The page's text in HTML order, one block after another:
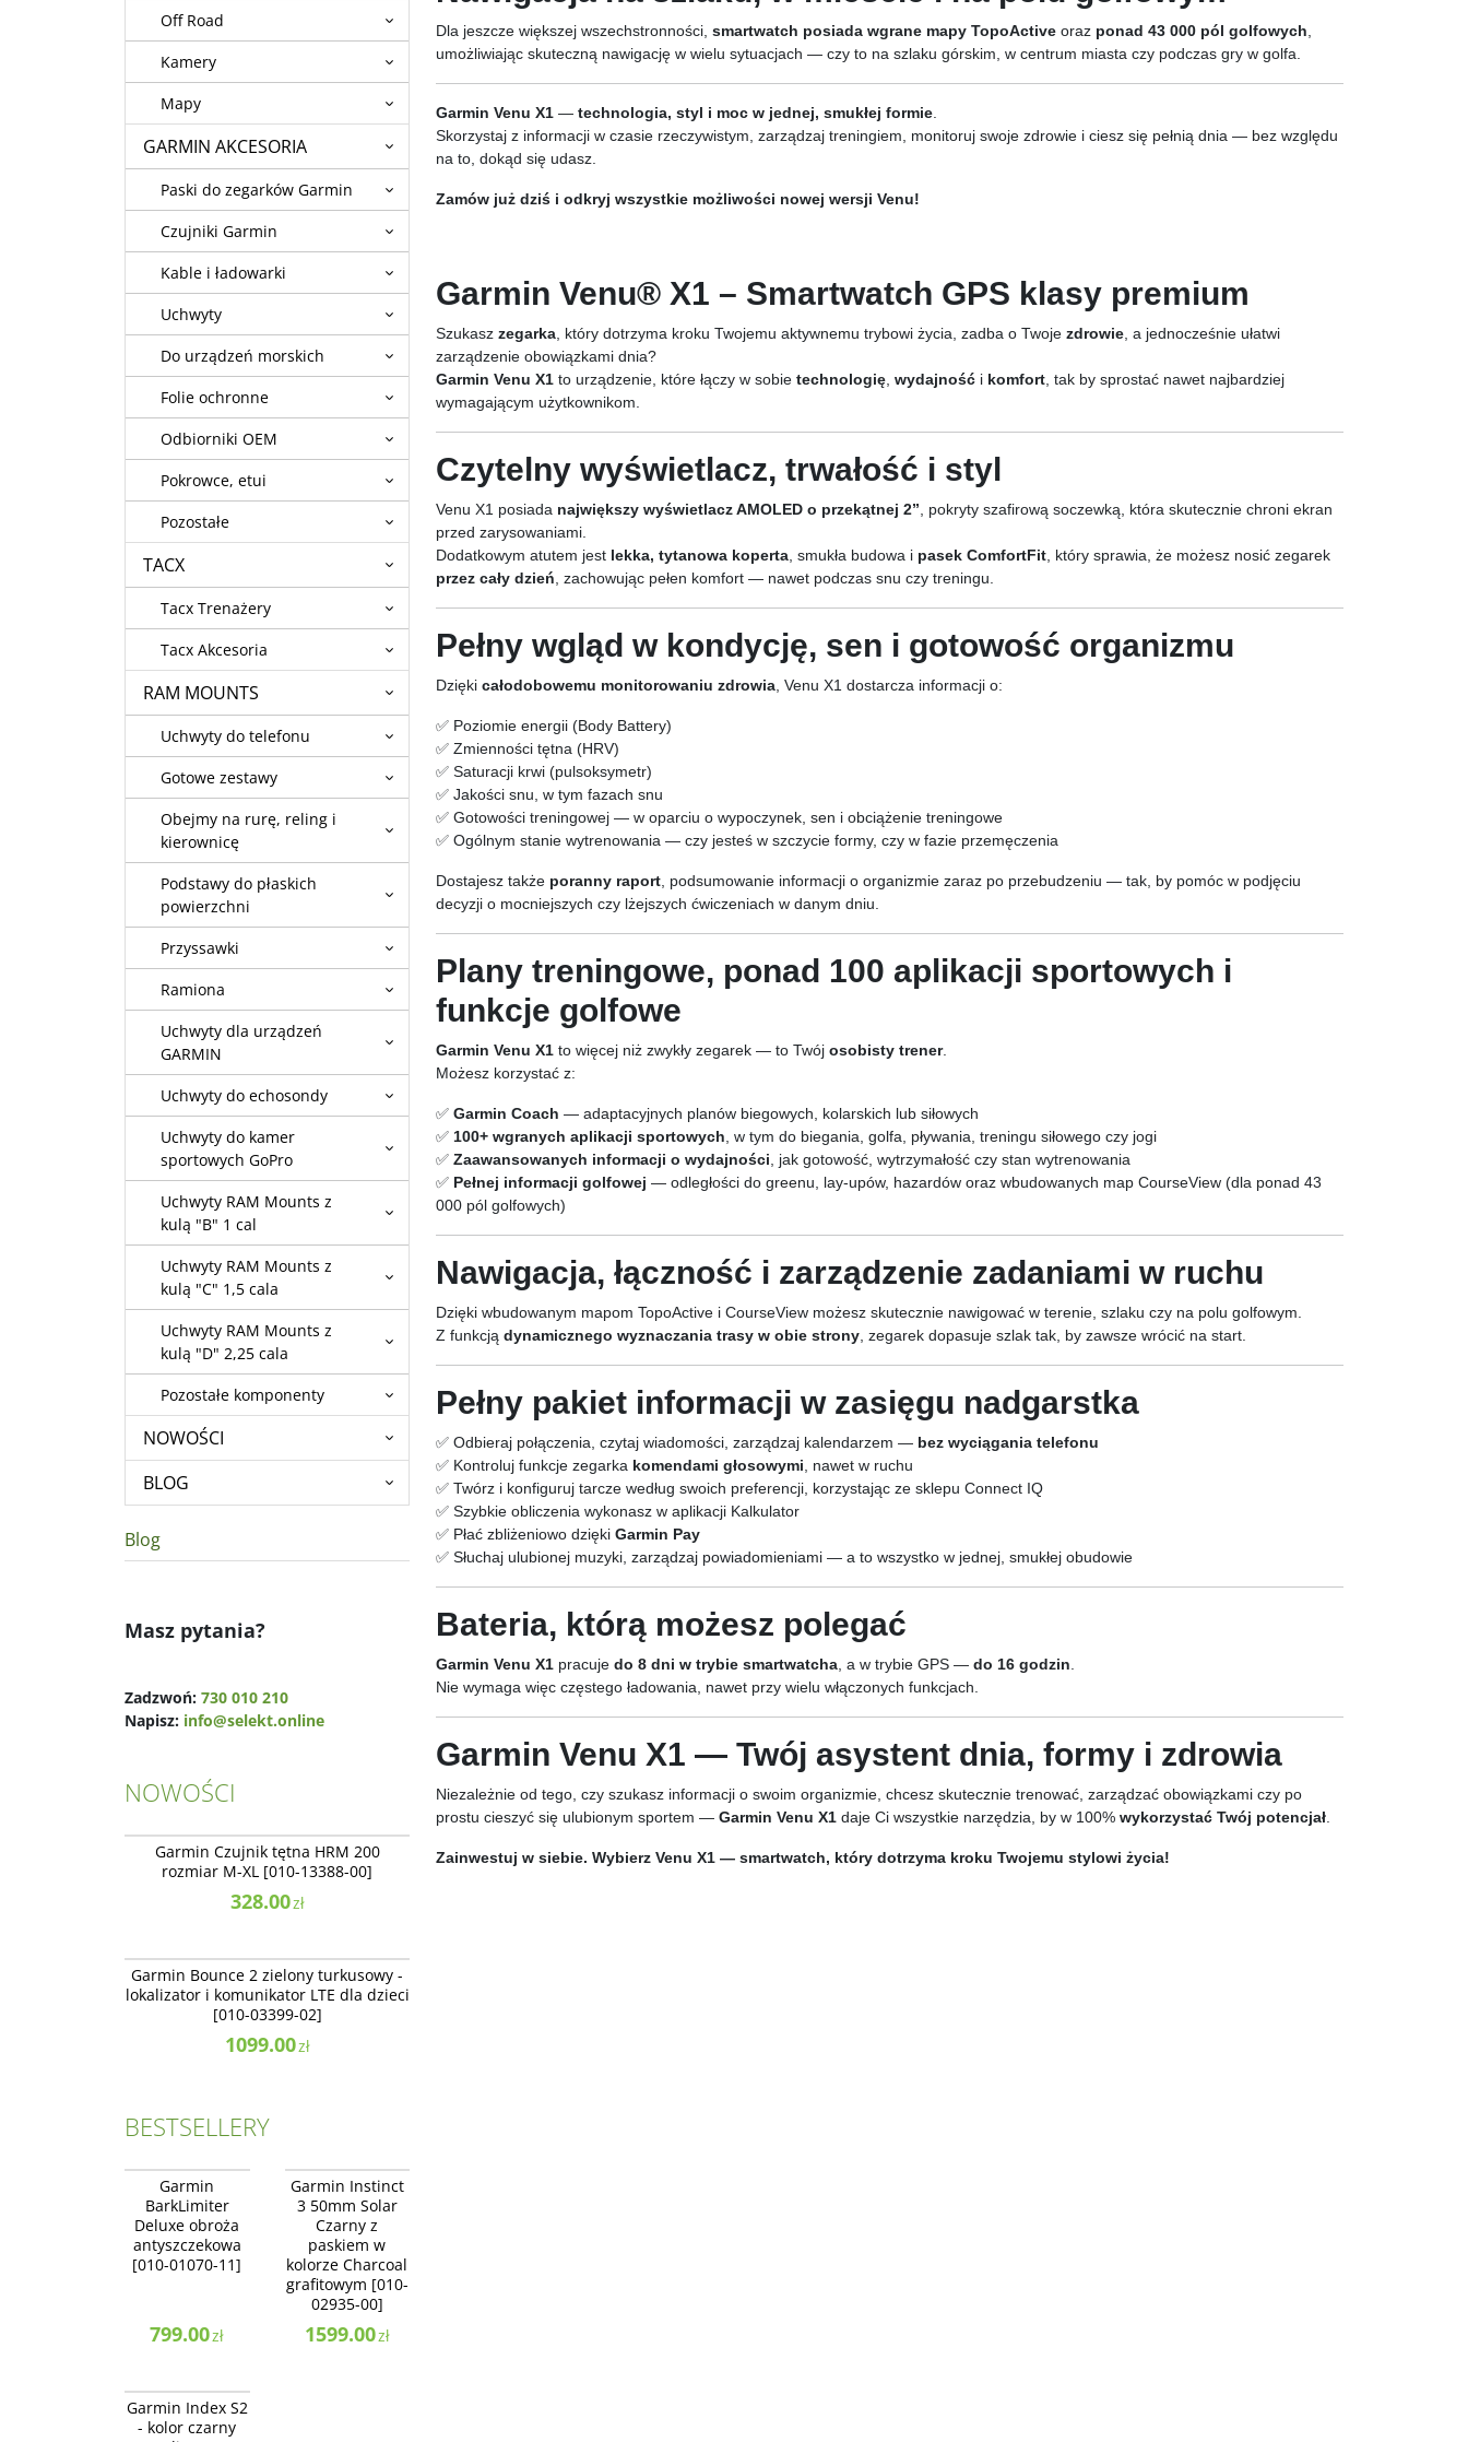
Dla jeszcze większej wszechstronności, smartwatch posiada wgrane mapy TopoActive oraz ponad 43 000 pól golfowych
umożliwiając skuteczną nawigację w wielu sytuacjach — czy to na szlaku górskim, w centrum miasta czy podczas gry w golfa.
Garmin Venu X1 — technologia, styl i moc w jednej, smukłej formie
Skorzystaj z informacji w czasie rzeczywistym, zarządzaj treningiem, monitoruj swoje zdrowie i ciesz się pełnią dnia — bez względu
na to, dokąd się udasz.
Zamów już dziś i odkryj wszystkie możliwości nowej wersji Venu!
Garmin Venu® X1 – Smartwatch GPS klasy premium
Szukasz zegarka , który dotrzyma kroku Twojemu aktywnemu trybowi życia, zadba o Twoje zdrowie , a jednocześnie ułatwi
zarządzenie obowiązkami dnia?
Garmin Venu X1 to urządzenie, które łączy w sobie technologię wydajność i komfort , tak by sprostać nawet najbardziej
wymagającym użytkownikom.
Czytelny wyświetlacz, trwałość i styl
Venu X1 posiada największy wyświetlacz AMOLED o przekątnej 2” , pokryty szafirową soczewką, która skutecznie chroni ekran
przed zarysowaniami.
Dodatkowym atutem jest lekka, tytanowa koperta , smukła budowa i pasek ComfortFit , który sprawia, że możesz nosić zegarek
przez cały dzień , zachowując pełen komfort — nawet podczas snu czy treningu.
Pełny wgląd w kondycję, sen i gotowość organizmu
Dzięki całodobowemu monitorowaniu zdrowia , Venu X1 dostarcza informacji o:
✅ Poziomie energii (Body Battery)
✅ Zmienności tętna (HRV)
✅ Saturacji krwi (pulsoksymetr)
✅ Jakości snu, w tym fazach snu
✅ Gotowości treningowej — w oparciu o wypoczynek, sen i obciążenie treningowe
✅ Ogólnym stanie wytrenowania — czy jesteś w szczycie formy, czy w fazie przemęczenia
Dostajesz także poranny raport , podsumowanie informacji o organizmie zaraz po przebudzeniu — tak, by pomóc w podjęciu
decyzji o mocniejszych czy lżejszych ćwiczeniach w danym dniu.
Plany treningowe, ponad 100 aplikacji sportowych i
funkcje golfowe
Garmin Venu X1 to więcej niż zwykły zegarek — to Twój osobisty trener.
Możesz korzystać z:
✅ Garmin Coach — adaptacyjnych planów biegowych, kolarskich lub siłowych
✅ 100+ wgranych aplikacji sportowych , w tym do biegania, golfa, pływania, treningu siłowego czy jogi
✅ Zaawansowanych informacji o wydajności , jak gotowość, wytrzymałość czy stan wytrenowania
✅ Pełnej informacji golfowej — odległości do greenu, lay-upów, hazardów oraz wbudowanych map CourseView (dla ponad 43
000 pól golfowych)
Nawigacja, łączność i zarządzenie zadaniami w ruchu
Dzięki wbudowanym mapom TopoActive i CourseView możesz skutecznie nawigować w terenie, szlaku czy na polu golfowym.
Z funkcją dynamicznego wyznaczania trasy w obie strony , zegarek dopasuje szlak tak, by zawsze wrócić na start.
Pełny pakiet informacji w zasięgu nadgarstka
✅ Odbieraj połączenia, czytaj wiadomości, zarządzaj kalendarzem — bez wyciągania telefonu
✅ Kontroluj funkcje zegarka komendami głosowymi , nawet w ruchu
✅ Twórz i konfiguruj tarcze według swoich preferencji, korzystając ze sklepu Connect IQ
✅ Szybkie obliczenia wykonasz w aplikacji Kalkulator
✅ Płać zbliżeniowo dzięki Garmin Pay
✅ Słuchaj ulubionej muzyki, zarządzaj powiadomieniami — a to wszystko w jednej, smukłej obudowie
Bateria, którą możesz polegać
Garmin Venu X1 pracuje do 8 dni w trybie smartwatcha , a w trybie GPS — do 16 godzin
Nie wymaga więc częstego ładowania, nawet przy wielu włączonych funkcjach.
Garmin Venu X1 — Twój asystent dnia, formy i zdrowia
Niezależnie od tego, czy szukasz informacji o swoim organizmie, chcesz skutecznie trenować, zarządzać obowiązkami czy po
prostu cieszyć się ulubionym sportem — Garmin Venu X1 daje Ci wszystkie narzędzia, by w 100% wykorzystać Twój potencjał
Zainwestuj w siebie. Wybierz Venu X1 — smartwatch, który dotrzyma kroku Twojemu stylowi życia!
Off Road
Kamery
Mapy
GARMIN AKCESORIA
Paski do zegarków Garmin
Czujniki Garmin
Kable i ładowarki
Uchwyty
Do urządzeń morskich
Folie ochronne
Odbiorniki OEM
Pokrowce, etui
Pozostałe
TACX
Tacx Trenażery
Tacx Akcesoria
RAM MOUNTS
Uchwyty do telefonu
Gotowe zestawy
Obejmy na rurę, reling i
kierownicę
Podstawy do płaskich
powierzchni
Przyssawki
Ramiona
Uchwyty dla urządzeń
GARMIN
Uchwyty do echosondy
Uchwyty do kamer
sportowych GoPro
Uchwyty RAM Mounts z
kulą "B" 1 cal
Uchwyty RAM Mounts z
kulą "C" 1,5 cala
Uchwyty RAM Mounts z
kulą "D" 2,25 cala
Pozostałe komponenty
NOWOŚCI
BLOG
Blog
Masz pytania?
Zadzwoń: 730 010 210
Napisz: info@selekt.online
NOWOŚCI
NOWOŚĆ BESTSELLER
Garmin Czujnik tętna HRM 200
rozmiar M-XL [010-13388-00]
328.00zł
NOWOŚĆ
Garmin Bounce 2 zielony turkusowy -
lokalizator i komunikator LTE dla dzieci
[010-03399-02]
1099.00zł
BESTSELLERY
BESTSELLER
NAJLEPSZE
Garmin
BarkLimiter
Deluxe obroża
antyszczekowa
[010-01070-11]
799.00zł
NOWOŚĆ
BESTSELLER
NAJLEPSZE
Garmin Instinct
3 50mm Solar
Czarny z
paskiem w
kolorze Charcoal
grafitowym [010-
02935-00]
1599.00zł
BESTSELLER
NAJLEPSZE
Garmin Index S2
- kolor czarny